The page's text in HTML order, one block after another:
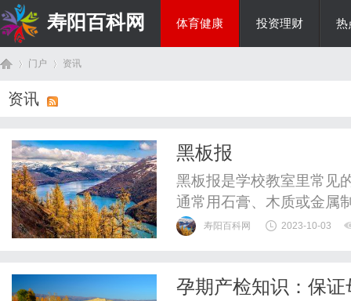
寿阳百科网 体育健康 投资理财 热
门户 资讯
资讯
黑板报
黑板报是学校教室里常见
通常用石膏、木质或金属
行教学时书写和展示内容
据。黑板报的制作和使用
寿阳百科网 2023-10-03
孕期产检知识：保